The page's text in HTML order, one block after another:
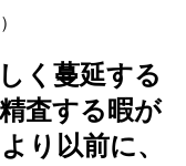
く蔓延する
査する暇が
り以前に、